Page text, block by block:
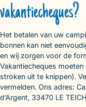
vakantiecheques?
Het betalen van uw
bonnen kan niet
en wij zorgen voor de
Vakantiecheques
stroken uit te knippen).
vermelden. Ons adres:
d’Argent, 33470 LE